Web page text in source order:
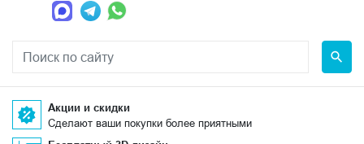
Акции и скидки
Сделают ваши покупки более приятными